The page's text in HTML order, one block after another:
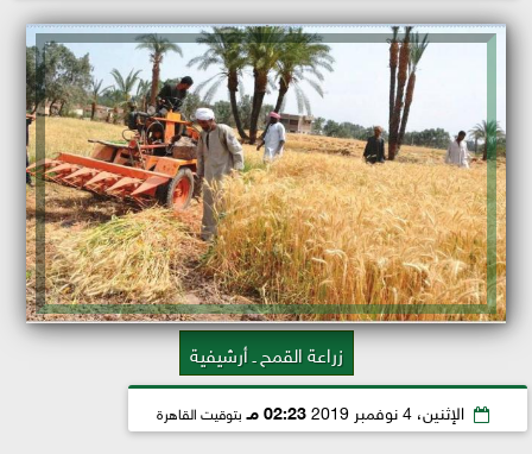
زراعة القمح ـ أرشيفية
الإثنين، 4 نوفمبر 2019 02:23 مـ بتوقيت القاهرة